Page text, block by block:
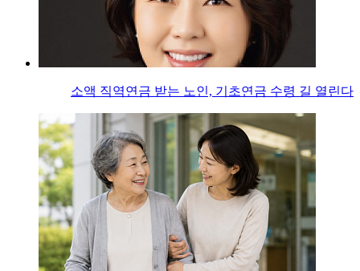
소액 직역연금 받는 노인, 기초연금 수령 길 열린다